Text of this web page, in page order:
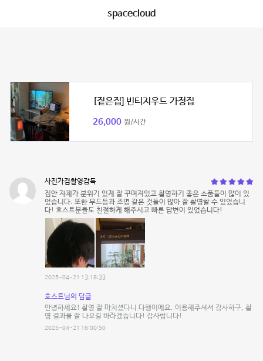
spacecloud
[짙은집] 빈티지우드 가정집
26,000 원/시간
사진가겸촬영감독
집안 자체가 분위기 있게 잘 꾸며져있고 촬영하기 좋은 소품들이 많이 있
었습니다. 또한 무드등과 조명 같은 것들이 많아 잘 촬영할 수 있었습니
다! 호스트분들도 친절하게 해주시고 빠른 답변이 있었습니다!
2025-04-21 13:18:33
호스트님의 답글
안녕하세요! 촬영 잘 마치셨다니 다행이에요. 이용해주셔서 감사하구, 촬
영 결과물 잘 나오길 바라겠습니다! 감사합니다!
2025-04-21 16:00:50